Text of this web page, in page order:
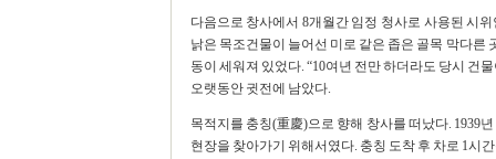
다음으로 창사에서 8개월간 임정 청사로 사용된 시
낡은 목조건물이 늘어선 미로 같은 좁은 골목 막다른
동이 세워져 있었다. “10여년 전만 하더라도 당시 건
오랫동안 귓전에 남았다.
목적지를 충칭(重慶)으로 향해 창사를 떠났다. 1939
현장을 찾아가기 위해서였다. 충칭 도착 후 차로 1시